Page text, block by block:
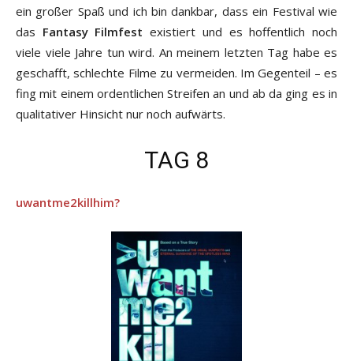
ein großer Spaß und ich bin dankbar, dass ein Festival wie
das Fantasy Filmfest existiert und es hoffentlich noch
viele viele Jahre tun wird. An meinem letzten Tag habe es
geschafft, schlechte Filme zu vermeiden. Im Gegenteil – es
fing mit einem ordentlichen Streifen an und ab da ging es in
qualitativer Hinsicht nur noch aufwärts.
TAG 8
uwantme2killhim?